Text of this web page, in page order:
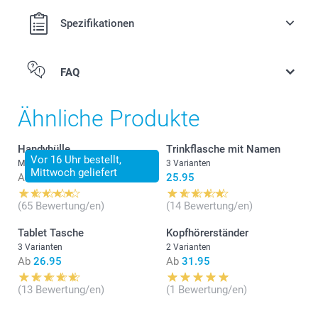
Spezifikationen
FAQ
Drehen Sie es um, so dass das untere Gehäuse nach
oben zeigt.
Ähnliche Produkte
Vor 16 Uhr bestellt,
Mittwoch geliefert
Handyhülle
Mehr als 10 Varianten
Ab 21.95
(65 Bewertung/en)
Trinkflasche mit Namen
3 Varianten
25.95
(14 Bewertung/en)
Tablet Tasche
3 Varianten
Ab 26.95
(13 Bewertung/en)
Kopfhörerständer
2 Varianten
Ab 31.95
(1 Bewertung/en)